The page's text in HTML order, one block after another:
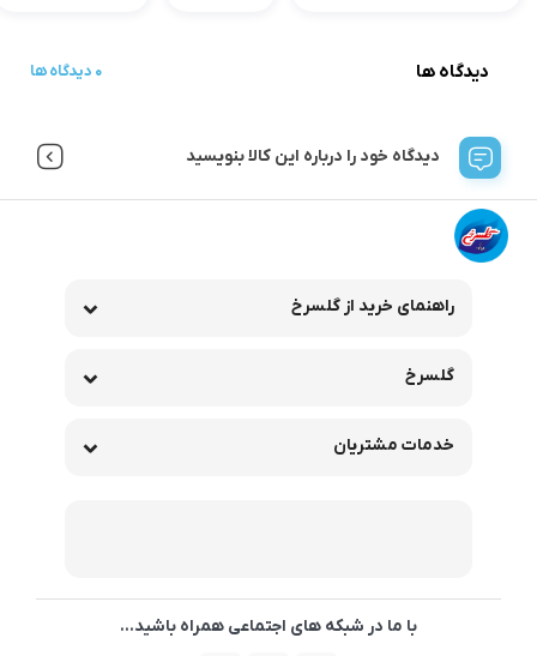
دیدگاه ها 0 دیدگاه ها
دیدگاه خود را درباره این کالا بنویسید
راهنمای خرید از گلسرخ
گلسرخ
خدمات مشتریان
با ما در شبکه های اجتماعی همراه باشید...